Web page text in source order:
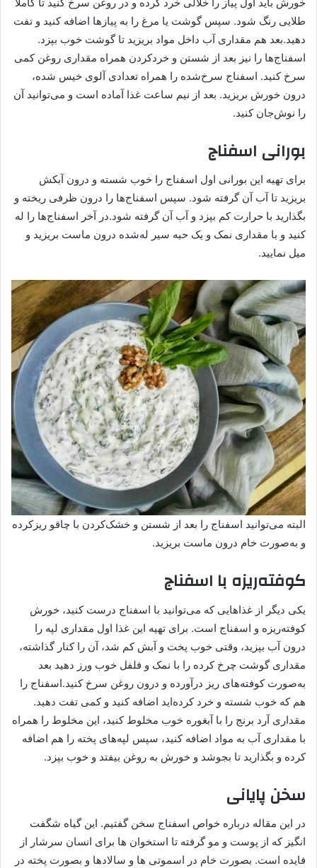
طلایی رنگ شود. سپس گوشت یا مرغ را به پیازها اضافه کنید و تفت
دهید.بعد هم مقداری آب داخل مواد بریزید تا گوشت خوب بپزد.
اسفناج‌ها را نیز بعد از شستن و خردکردن همراه مقداری روغن کمی
سرخ کنید. اسفناج سرخ‌شده را همراه تعدادی آلوی خیس شده،
درون خورش بریزید. بعد از نیم ساعت غذا آماده است و می‌توانید آن
را نوش‌جان کنید.
بورانی اسفناج
برای تهیه این بورانی اول اسفناج را خوب شسته و درون آبکش
بریزید تا آب آن گرفته شود. سپس اسفناج‌ها را درون ظرفی ریخته و
بگذارید با حرارت کم بپزد و آب آن گرفته شود.در آخر اسفناج‌ها را له
کنید و با مقداری نمک و یک حبه سیر له‌شده درون ماست بریزید و
میل نمایید.
البته می‌توانید اسفناج را بعد از شستن و خشک‌کردن با چاقو ریزکرده
و به‌صورت خام درون ماست بریزید.
کوفته‌ریزه با اسفناج
یکی دیگر از غذاهایی که می‌توانید با اسفناج درست کنید، خورش
کوفته‌ریزه و اسفناج است. برای تهیه این غذا اول مقداری لپه را
درون آب بپزید، وقتی خوب پخت و آبش کم شد، آن را کنار گذاشته،
مقداری گوشت چرخ کرده را با نمک و فلفل خوب ورز دهید بعد
به‌صورت کوفته‌‌های ریز درآورده و درون روغن سرخ کنید.اسفناج را
هم که خوب شسته و خرد کرده‌اید اضافه کنید و کمی تفت دهید.
مقداری آرد برنج را با ‌آبغوره خوب مخلوط کنید، این مخلوط را همراه
با مقداری آب به مواد اضافه کنید، سپس لپه‌های پخته را هم اضافه
کرده و بگذارید تا بجوشد و خورش به روغن بیفتد و خوب بپزد.
سخن پایانی
در این مقاله درباره خواص اسفناج سخن گفتیم. این گیاه شگفت
انگیز که از پوست و مو گرفته تا استخوان ها برای انسان سرشار از
فایده است. بصورت خام در اسموتی ها و سالادها و بصورت پخته در